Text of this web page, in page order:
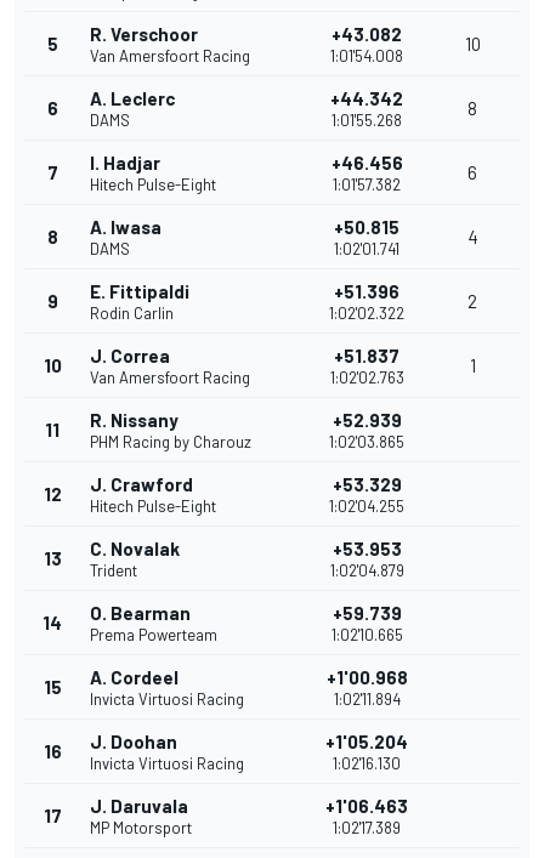
5 R. Verschoor
Van Amersfoort Racing
+43.082
1:01'54.008
10
6 A. Leclerc
DAMS
+44.342
1:01'55.268
8
7 I. Hadjar
Hitech Pulse-Eight
+46.456
1:01'57.382
6
8 A. Iwasa
DAMS
+50.815
1:02'01.741
4
9 E. Fittipaldi
Rodin Carlin
+51.396
1:02'02.322
2
10 J. Correa
Van Amersfoort Racing
+51.837
1:02'02.763
1
11 R. Nissany
PHM Racing by Charouz
+52.939
1:02'03.865
12 J. Crawford
Hitech Pulse-Eight
+53.329
1:02'04.255
13 C. Novalak
Trident
+53.953
1:02'04.879
14 O. Bearman
Prema Powerteam
+59.739
1:02'10.665
15 A. Cordeel
Invicta Virtuosi Racing
+1'00.968
1:02'11.894
16 J. Doohan
Invicta Virtuosi Racing
+1'05.204
1:02'16.130
17 J. Daruvala
MP Motorsport
+1'06.463
1:02'17.389